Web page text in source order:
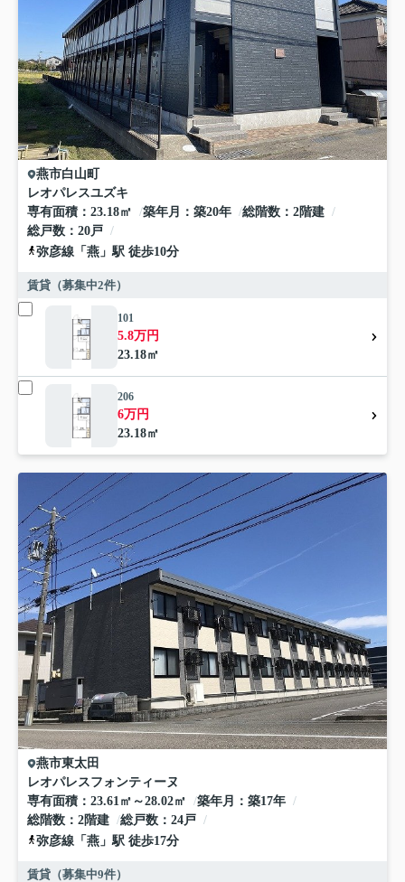
燕市白山町
レオパレスユズキ
専有面積
23.18㎡ 築年月 築20年 総階数
2階建
総戸数
20戸
弥彦線 「 燕 」駅 徒歩10分
賃貸（募集中2件）
101
5.8万円
23.18㎡
206
6万円
23.18㎡
燕市東太田
レオパレスフォンティーヌ
専有面積
23.61㎡～28.02㎡ 築年月
築17年
総階数
2階建 総戸数
24戸
弥彦線 「 燕 」駅 徒歩17分
賃貸（募集中9件）